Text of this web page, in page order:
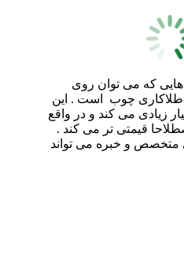
که می توان روی
طلاکاری چوب است . این
زیادی می کند و در واقع
قیمتی تر می کند .
متخصص و خبره می تواند